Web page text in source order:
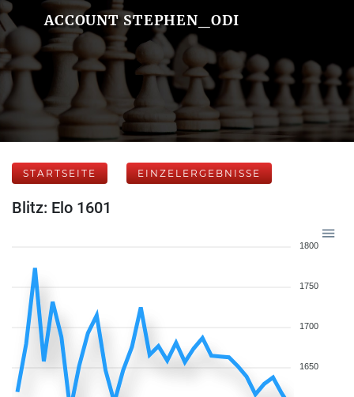
ACCOUNT STEPHEN_ODI
STARTSEITE EINZELERGEBNISSE
Blitz: Elo 1601
1800
1750
1700
1650